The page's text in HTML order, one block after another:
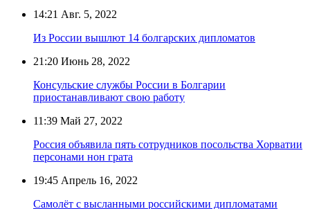
14:21 Авг. 5, 2022
Из России вышлют 14 болгарских дипломатов
21:20 Июнь 28, 2022
Консульские службы России в Болгарии
приостанавливают свою работу
11:39 Май 27, 2022
Россия объявила пять сотрудников посольства Хорватии
персонами нон грата
19:45 Апрель 16, 2022
Самолёт с высланными российскими дипломатами